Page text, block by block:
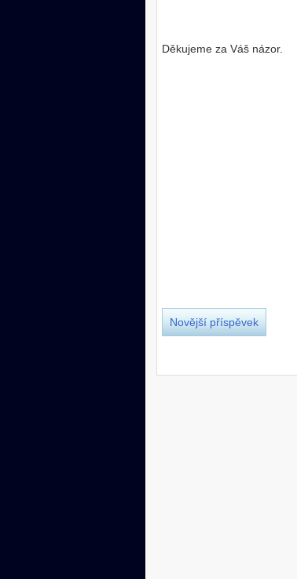
Děkujeme za Váš názor.
Novější příspěvek